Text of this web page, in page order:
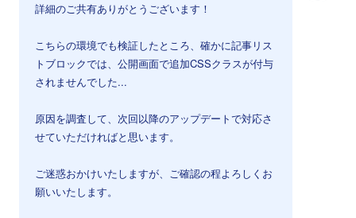
詳細のご共有ありがとうございます！
こちらの環境でも検証したところ、確かに記事リス
トブロックでは、公開画面で追加CSSクラスが付与
されませんでした...
原因を調査して、次回以降のアップデートで対応さ
せていただければと思います。
ご迷惑おかけいたしますが、ご確認の程よろしくお
願いいたします。